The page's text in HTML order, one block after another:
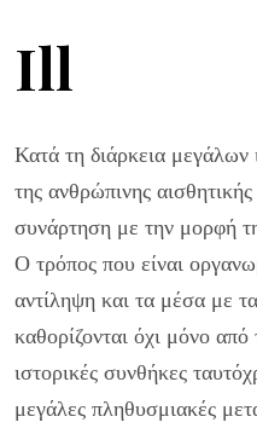
Ill
Κατά τη διάρκεια
της ανθρώπινης
συνάρτηση με την μορφή
Ο τρόπος που είναι
αντίληψη και τα μέσα με
καθορίζονται όχι μόνο
ιστορικές συνθήκες
μεγάλες πληθυσμιακές